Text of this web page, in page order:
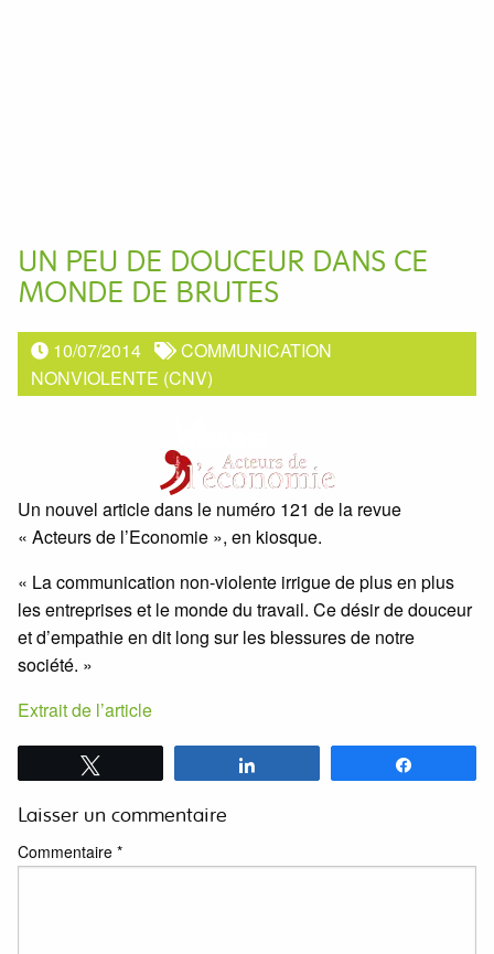
UN PEU DE DOUCEUR DANS CE
MONDE DE BRUTES
10/07/2014
COMMUNICATION
NONVIOLENTE (CNV)
Un nouvel article dans le numéro 121 de la revue
« Acteurs de l’Economie », en kiosque.
« La communication non-violente irrigue de plus en plus
les entreprises et le monde du travail. Ce désir de douceur
et d’empathie en dit long sur les blessures de notre
société. »
Extrait de l’article
Laisser un commentaire
Commentaire *